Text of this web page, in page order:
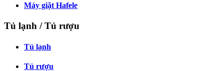
Máy giặt Hafele
Tủ lạnh / Tủ rượu
Tủ lạnh
Tủ rượu